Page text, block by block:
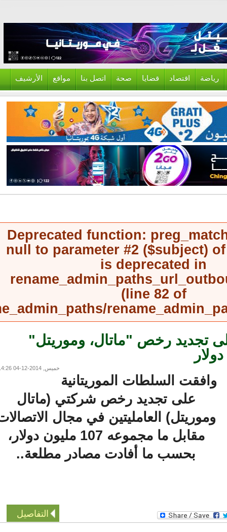
اقتصاد قضايا صحة اتصل بنا مواقع الأرشيف
Deprecated function:
null to parameter #2 ($subject)
is deprecated in
(line82of
تجديد رخص "ماتال، وموريتل"
خميس, 2014-12-04 14:26
السلطات الموريتانية
على تجديد رخص شركتي (ماتال
وموريتل) العامليتين في مجال الاتصالات
مقابل ما مجموعه 107 مليون دولار،
بحسب ما أفادت مصادر مطلعة..
التفاصيل